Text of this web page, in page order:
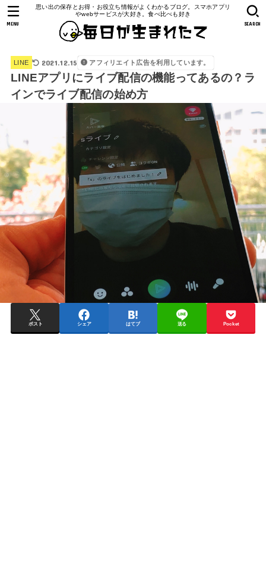
思い出の保存とお得・お役立ち情報がよくわかるブログ。スマホアプリ
やwebサービスが大好き。食べ比べも好き
SEARCH
MENU
LINE 2021.12.15 アフィリエイト広告を利用しています。
LINEアプリにライブ配信の機能ってあるの？ラ
インでライブ配信の始め方
ポスト シェア はてブ 送る Pocket